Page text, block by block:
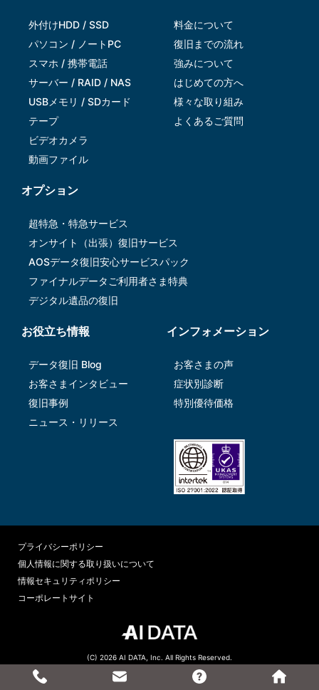
外付けHDD / SSD
パソコン / ノートPC
スマホ / 携帯電話
サーバー / RAID / NAS
USBメモリ / SDカード
テープ
ビデオカメラ
動画ファイル
料金について
復旧までの流れ
強みについて
はじめての方へ
様々な取り組み
よくあるご質問
オプション
超特急・特急サービス
オンサイト（出張）復旧サービス
AOSデータ復旧安⼼サービスパック
ファイナルデータご利⽤者さま特典
デジタル遺品の復旧
お役立ち情報
データ復旧 Blog
お客さまインタビュー
復旧事例
ニュース・リリース
インフォメーション
お客さまの声
症状別診断
特別優待価格
プライバシーポリシー
個人情報に関する取り扱いについて
情報セキュリティポリシー
コーポレートサイト
(C) 2026 AI DATA, Inc. All Rights Reserved.